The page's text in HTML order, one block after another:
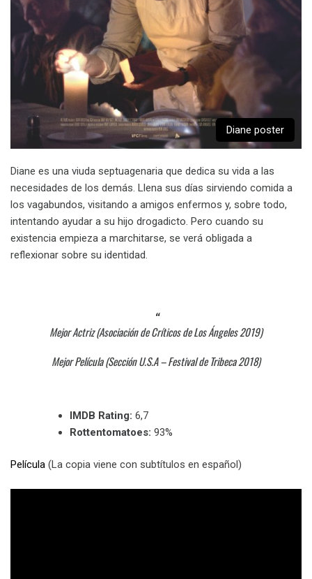
Diane poster
Diane es una viuda septuagenaria que dedica su vida a las
necesidades de los demás. Llena sus días sirviendo comida a
los vagabundos, visitando a amigos enfermos y, sobre todo,
intentando ayudar a su hijo drogadicto. Pero cuando su
existencia empieza a marchitarse, se verá obligada a
reflexionar sobre su identidad.
Mejor Actriz (Asociación de Críticos de Los Ángeles 2019)
Mejor Película (Sección U.S.A – Festival de Tribeca 2018)
IMDB Rating: 6,7
Rottentomatoes: 93%
Película (La copia viene con subtítulos en español)